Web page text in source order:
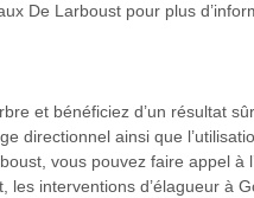
De Larboust pour plus
et bénéficiez d’un résultat
directionnel ainsi que
vous pouvez faire appel à
les interventions d’élagueur à